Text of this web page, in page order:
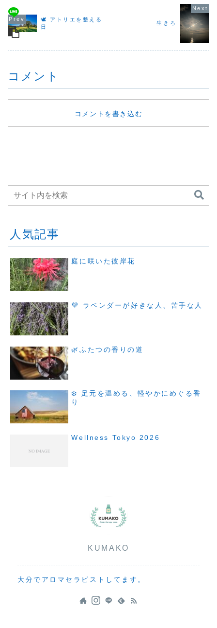
を思い描いていた
はずなのに気づけ
ば日々の流れに身
を任せて思った通
りに進んでいない
くなったように感
こ...
ともあり、衣替え
にはちょっと早い
で...
い込んだ冷
気は、体の
けさと一緒
込んでいき
た。思わず
っ」とつぶ
しま...
🕊 アトリエを整える
日
生きろ
コメント
コメントを書き込む
人気記事
庭に咲いた彼岸花
💜 ラベンダーが好きな人、苦手な人
🌿ふたつの香りの道
❄️ 足元を温める、軽やかにめぐる香
り
Wellness Tokyo 2026
KUMAKO
大分でアロマセラピストしてます。